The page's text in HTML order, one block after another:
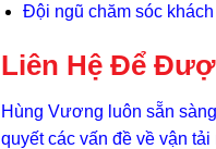
Đội ngũ chăm sóc
Liên Hệ Để
Hùng Vương luôn sẵn
quyết các vấn đề về vận